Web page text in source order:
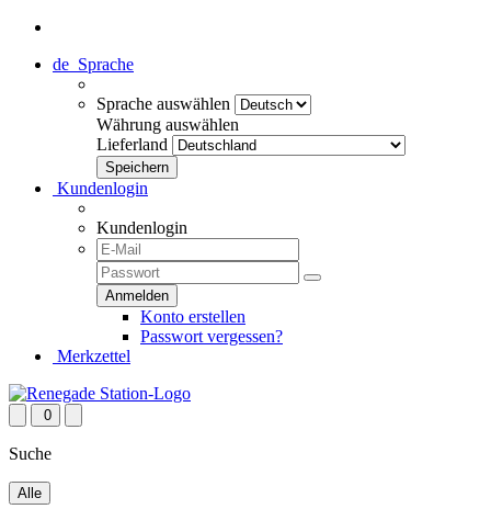
de Sprache
Sprache auswählen
Währung auswählen
Lieferland
Kundenlogin
Kundenlogin
Konto erstellen
Passwort vergessen?
Merkzettel
0
Suche
Alle